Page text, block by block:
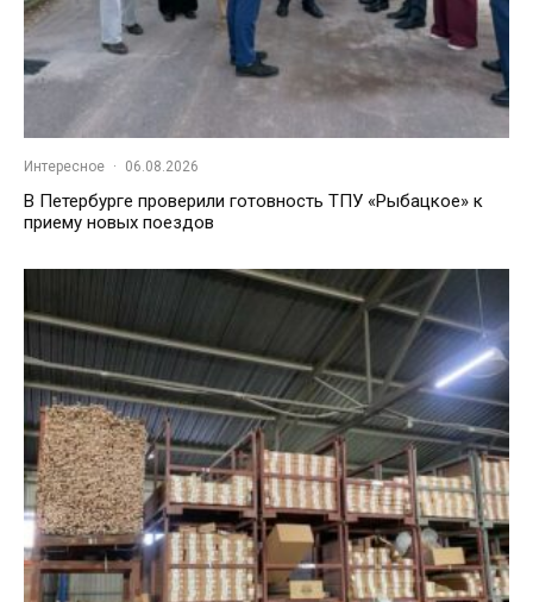
Интересное · 06.08.2026
В Петербурге проверили готовность ТПУ «Рыбацкое» к
приему новых поездов